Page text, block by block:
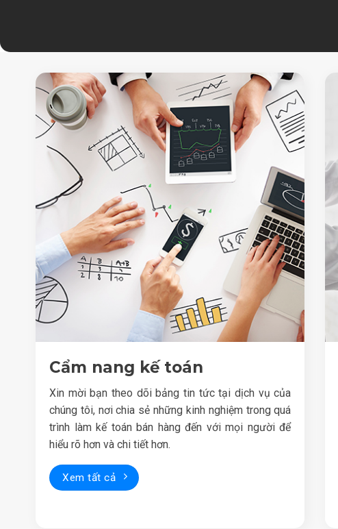
Cẩm nang kế toán
Xin mời bạn theo dõi bảng tin tức tại dịch vụ của
chúng tôi, nơi chia sẻ những kinh nghiệm trong quá
trình làm kế toán bán hàng đến với mọi người để
hiểu rõ hơn và chi tiết hơn.
Xem tất cả